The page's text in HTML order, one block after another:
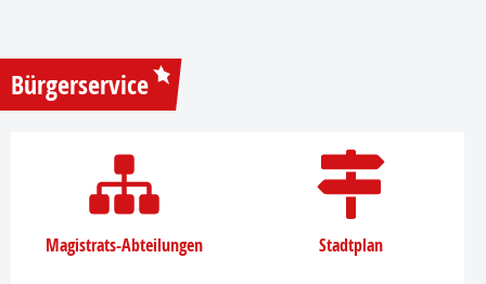
Bürgerservice
Magistrats-Abteilungen Stadtplan